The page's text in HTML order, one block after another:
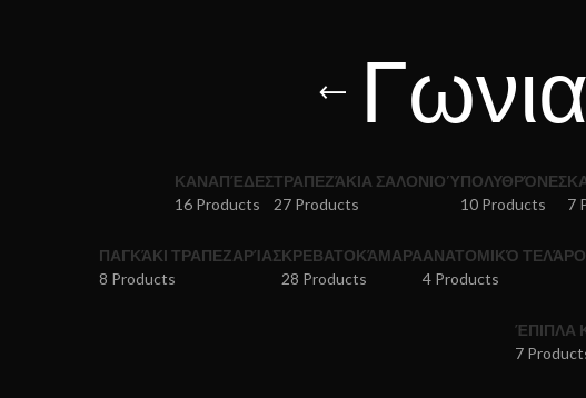
ΚΑΝΑΠΈΔΕΣ
16 Products
ΤΡΑΠΕΖΆΚΙΑ ΣΑΛΟΝΙΟΎ
27 Products
ΠΟΛΥΘΡΌΝΕΣ
10 Products
7
ΠΑΓΚΆΚΙ ΤΡΑΠΕΖΑΡΊΑΣ
8 Products
ΚΡΕΒΑΤΟΚΆΜΑΡΑ
28 Products
ΑΝΑΤΟΜΙΚΌ
4 Products
ΈΠΙΠΛΑ
7